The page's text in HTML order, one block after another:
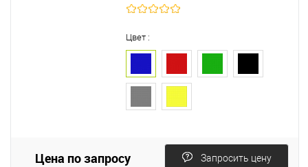
Цвет :
Цена по запросу Запросить цену